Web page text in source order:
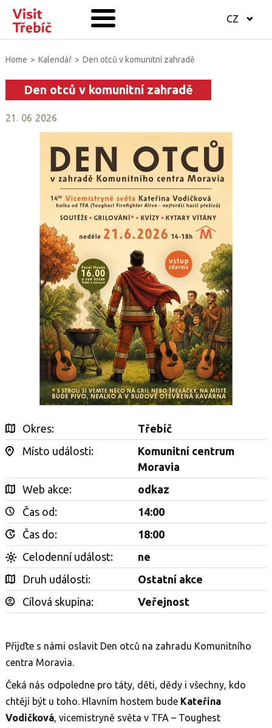
CZ
Home > Kalendář > Den otců v komunitní zahradě
Den otců v komunitní zahradě
21 . 06 2026
Okres:
Třebíč
Místo události:
Komunitní centrum
Moravia
Web akce:
odkaz
Čas od:
14:00
Čas do:
18:00
Celodenní událost:
ne
Druh události:
Ostatní akce
Cílová skupina:
Veřejnost
Přijďte s námi oslavit Den otců na zahradu Komunitního
centra Moravia.
Čeká nás odpoledne pro táty, děti, dědy i všechny, kdo
chtějí být u toho. Hlavním hostem bude Kateřina
Vodičková, vicemistryně světa v TFA – Toughest